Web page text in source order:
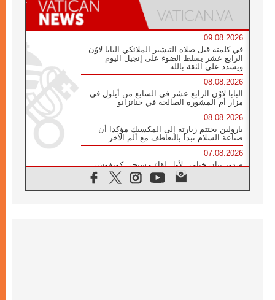
09.08.2026
في كلمته قبل صلاة التبشير الملائكي البابا لاوُن
الرابع عشر يسلط الضوء على إنجيل اليوم
ويشدد على الثقة بالله
08.08.2026
البابا لاوُن الرابع عشر في السابع من أيلول في
مزار أم المشورة الصالحة في جناتزانو
08.08.2026
بارولين يختتم زيارته إلى المكسيك مؤكدا أن
صناعة السلام تبدأ بالتعاطف مع ألم الآخر
07.08.2026
صدور بيان ختامي لأول لقاء مسيحي كونفوشي
بمشاركة الدائرة الفاتيكانية للحوار بين الأديان
07.08.2026